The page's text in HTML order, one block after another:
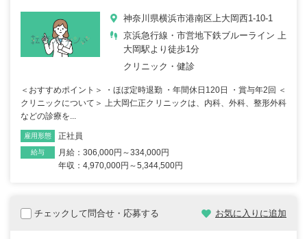
神奈川県横浜市港南区上大岡西1-10-1
京浜急行線・市営地下鉄ブルーライン 上
大岡駅より徒歩1分
クリニック・健診
＜おすすめポイント＞ ・ほぼ定時退勤 ・年間休日120日 ・賞与年2回 ＜
クリニックについて＞ 上大岡仁正クリニックは、内科、外科、整形外科
などの診療を...
職種
雇用形態 正社員
給与
月給：306,000円～334,000円
年収：4,970,000円～5,344,500円
チェックして問合せ・応募する お気に入りに追加